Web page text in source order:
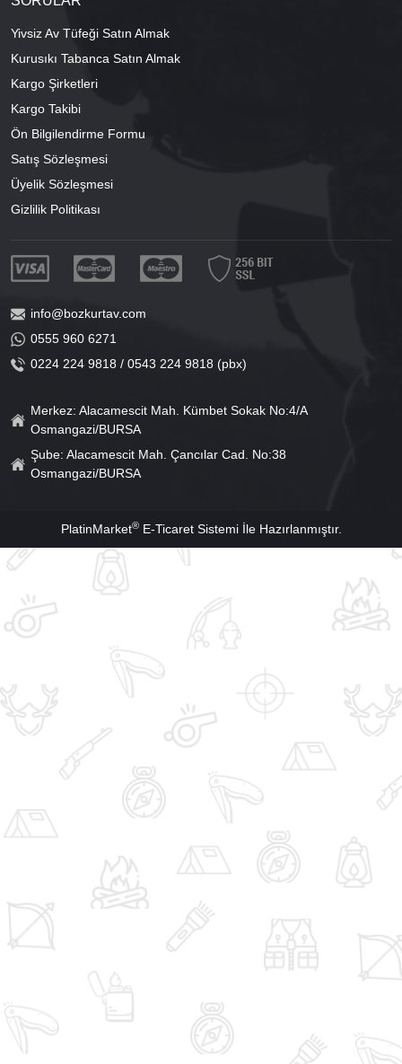
Yivsiz Av Tüfeği Satın Almak
Kurusıkı Tabanca Satın Almak
Kargo Şirketleri
Kargo Takibi
Ön Bilgilendirme Formu
Satış Sözleşmesi
Üyelik Sözleşmesi
Gizlilik Politikası
info@bozkurtav.com
0555 960 6271
0224 224 9818 / 0543 224 9818 (pbx)
Merkez: Alacamescit Mah. Kümbet Sokak No:4/A
Osmangazi/BURSA
Şube: Alacamescit Mah. Çancılar Cad. No:38
Osmangazi/BURSA
PlatinMarket®E-Ticaret Sistemiİle Hazırlanmıştır.